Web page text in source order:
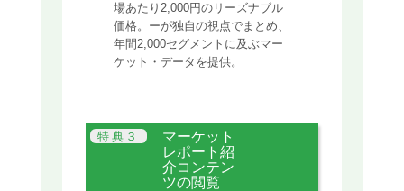
場あたり2,000円のリーズナブル
価格。ーが独自の視点でまとめ、
年間2,000セグメントに及ぶマー
ケット・データを提供。
マーケット
レポート紹
介コンテン
ツの閲覧